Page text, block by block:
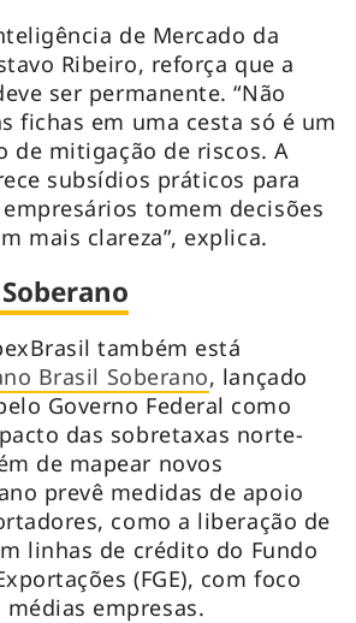
de Mercado da
Ribeiro, reforça que a
ser permanente. “Não
fichas em uma cesta só é um
de mitigação de riscos. A
subsídios práticos para
tomem decisões
mais clareza”, explica.
também está
Brasil Soberano, lançado
Governo Federal como
das sobretaxas norte-
de mapear novos
prevê medidas de apoio
como a liberação de
linhas de crédito do Fundo
(FGE), com foco
empresas.